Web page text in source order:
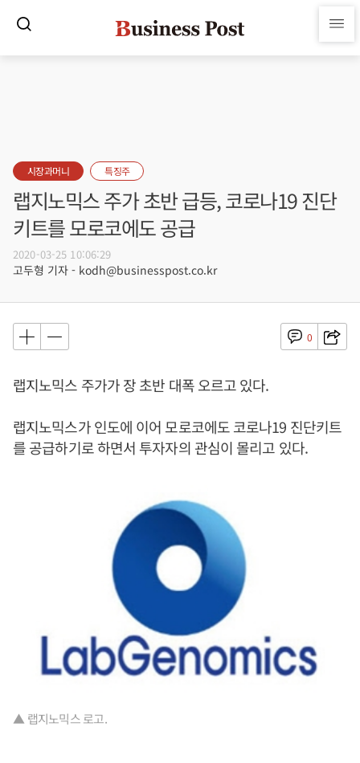
시장과머니 특징주
랩지노믹스 주가 초반 급등, 코로나19 진단
키트를 모로코에도 공급
2020-03-25 10:06:29
고두형 기자 - kodh@businesspost.co.kr
0
랩지노믹스 주가가 장 초반 대폭 오르고 있다.
랩지노믹스가 인도에 이어 모로코에도 코로나19 진단키트
를 공급하기로 하면서 투자자의 관심이 몰리고 있다.
▲ 랩지노믹스 로고.